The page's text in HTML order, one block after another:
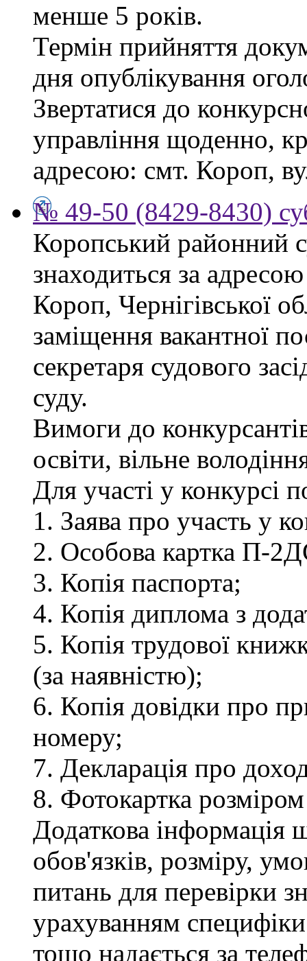
менше 5 років.
Термін прийняття
дня опублікування
Звертатися до
управління щоденно,
адресою: смт. Короп,
№ 49-50 (8429-8430)
Коропський районний
знаходиться за
Короп, Чернігівської
заміщення вакантної
секретаря судового
суду.
Вимоги до
освіти, вільне
Для участі у конкурсі
1. Заява про участь у
2. Особова картка П-
3. Копія паспорта;
4. Копія диплома з
5. Копія трудової
(за наявністю);
6. Копія довідки про
номеру;
7. Декларація про
8. Фотокартка
Додаткова інформація
обов'язків, розміру,
питань для перевірки
урахуванням
тощо надається за